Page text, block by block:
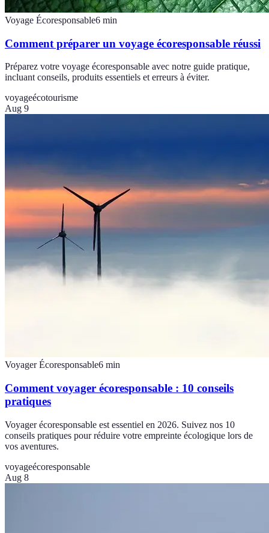
Voyage Écoresponsable6 min
Comment préparer un voyage écoresponsable réussi
Préparez votre voyage écoresponsable avec notre guide pratique,
incluant conseils, produits essentiels et erreurs à éviter.
voyageécotourisme
Aug 9
Voyager Écoresponsable6 min
Comment voyager écoresponsable : 10 conseils
pratiques
Voyager écoresponsable est essentiel en 2026. Suivez nos 10
conseils pratiques pour réduire votre empreinte écologique lors de
vos aventures.
voyageécoresponsable
Aug 8